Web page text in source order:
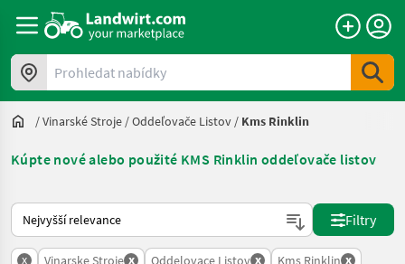
Prohledat nabídky
/Vinarské Stroje /Oddeľovače Listov / Kms Rinklin
Kúpte nové alebo použité KMS Rinklin oddeľovače listov
Takto se řadí nabídky na Landwirt.com
Filtry
x Vinarske Stroje x Oddelovace Listov x Kms Rinklin x